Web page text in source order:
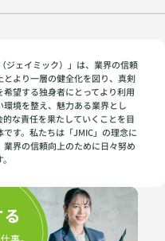
（ジェイミック）」は、業界の信頼
とより一層の健全化を図り、真剣
希望する独身者にとってより利用
環境を整え、魅力ある業界とし
的な責任を果たしていくことを目
です。私たちは「JMIC」の理念に
業界の信頼向上のために日々努め